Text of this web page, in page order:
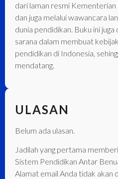
dari laman resmi Kementerian
dan juga melalui wawancara
dunia pendidikan. Buku ini
sarana dalam membuat
pendidikan di Indonesia,
mendatang.
ULASAN
Belum ada ulasan.
Jadilah yang pertama
Sistem Pendidikan Antar
Alamat email Anda tidak akan